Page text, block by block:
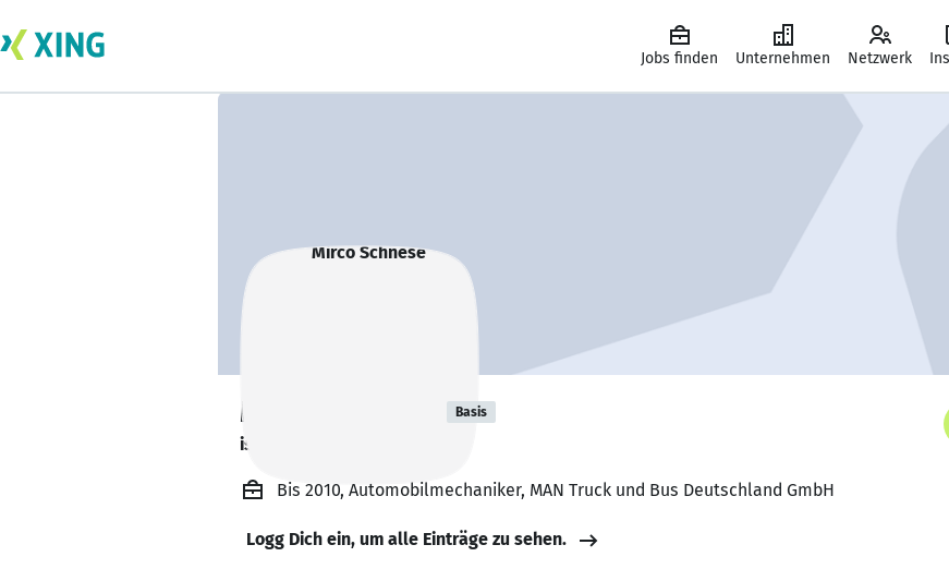
Jobs finden Unternehmen Netzwerk
Mirco Schnese Basis
ist offen für Projekte. 🔎
Bis 2010, Automobilmechaniker, MAN Truck und Bus Deutschland GmbH
Logg Dich ein, um alle Einträge zu sehen.